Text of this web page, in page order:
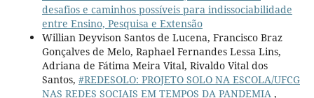
desafios e caminhos possíveis para indissociabilidade
entre Ensino, Pesquisa e Extensão
Willian Deyvison Santos de Lucena, Francisco Braz
Gonçalves de Melo, Raphael Fernandes Lessa Lins,
Adriana de Fátima Meira Vital, Rivaldo Vital dos
Santos, #REDESOLO: PROJETO SOLO NA ESCOLA/UFCG
NAS REDES SOCIAIS EM TEMPOS DA PANDEMIA ,